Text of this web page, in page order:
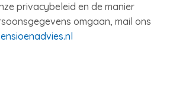
privacybeleid en de manier
omgaan, mail ons